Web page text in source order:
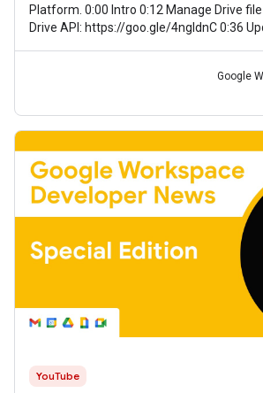
Platform. 0:00 Intro 0:12 Manage Drive
Drive API: https://goo.gle/4ngIdnC 0:36
Google
YouTube